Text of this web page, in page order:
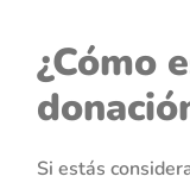
¿Cómo
Si estás